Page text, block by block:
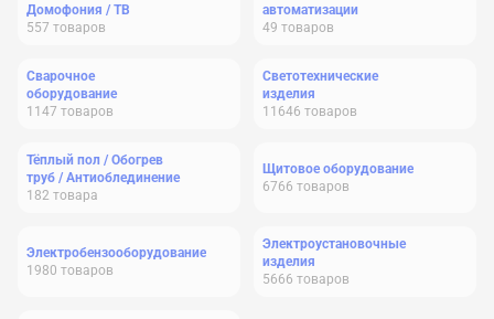
Домофония / ТВ
557 товаров
автоматизации
49 товаров
Сварочное
оборудование
1147 товаров
Светотехнические
изделия
11646 товаров
Тёплый пол / Обогрев
труб / Антиоблединение
182 товара
Щитовое оборудование
6766 товаров
Электробензооборудование
1980 товаров
Электроустановочные
изделия
5666 товаров